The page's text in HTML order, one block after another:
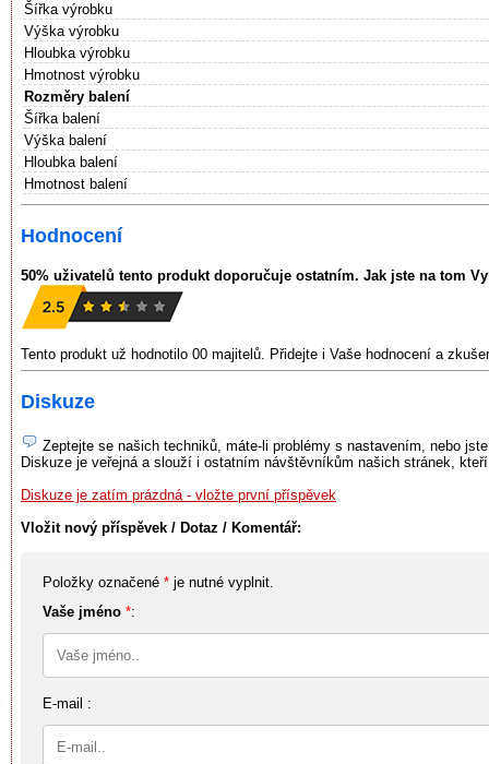
Šířka výrobku
Výška výrobku
Hloubka výrobku
Hmotnost výrobku
Rozměry balení
Šířka balení
Výška balení
Hloubka balení
Hmotnost balení
Hodnocení
50% uživatelů tento produkt doporučuje ostatním. Jak jste na tom
Tento produkt už hodnotilo 00 majitelů. Přidejte i Vaše hodnocení a
Diskuze
Zeptejte se našich techniků, máte-li problémy s nastavením, nebo
Diskuze je veřejná a slouží i ostatním návštěvníkům našich stránek,
Diskuze je zatím prázdná - vložte první příspěvek
Vložit nový příspěvek / Dotaz / Komentář:
Položky označené * je nutné vyplnit.
Vaše jméno *:
E-mail :